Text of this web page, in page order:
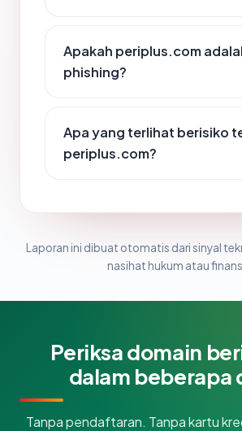
Apakah periplus.com
phishing?
Apa yang terlihat berisiko
periplus.com?
Laporan ini dibuat otomatis dari sinyal
nasihat hukum atau
Periksa domain
dalam beberapa
Tanpa pendaftaran. Tanpa kartu